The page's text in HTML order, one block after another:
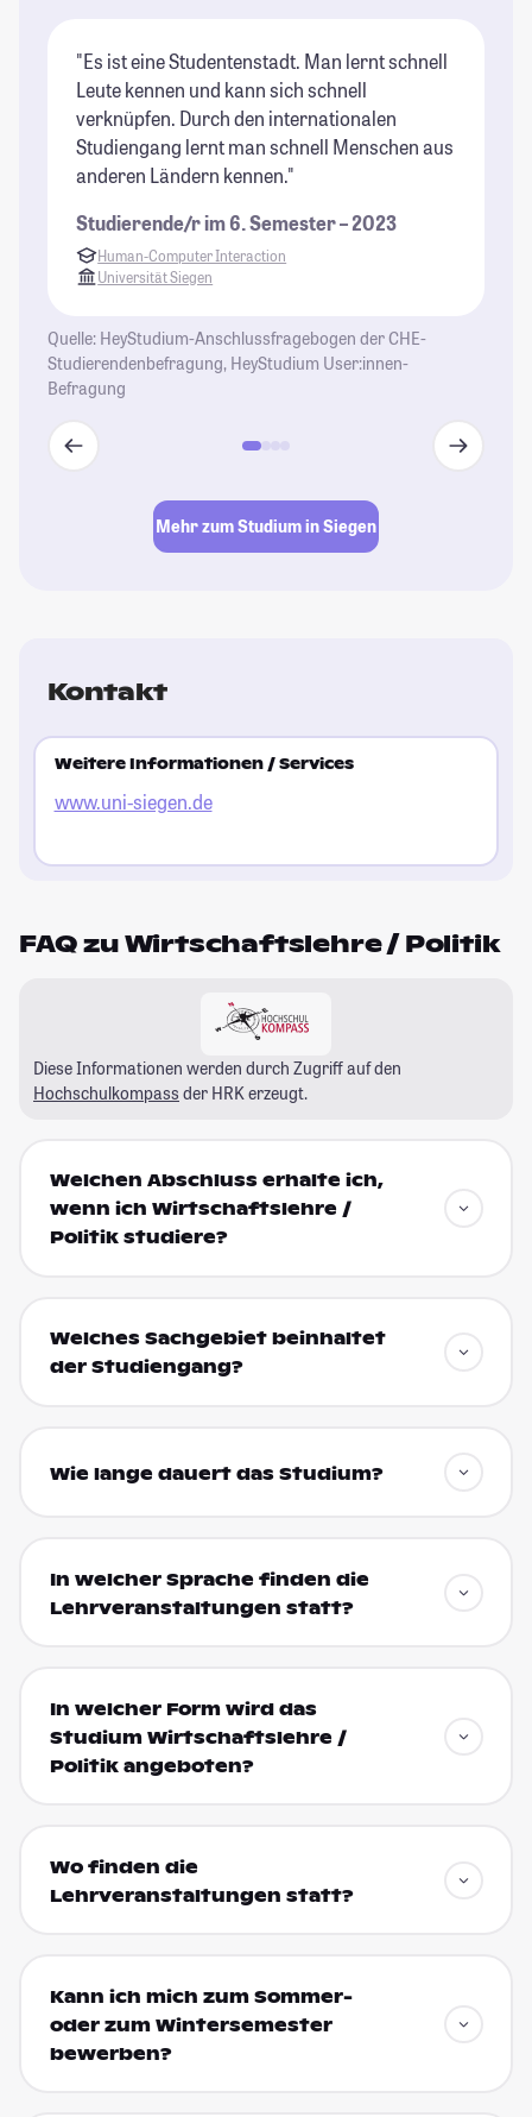
"Es ist eine Studentenstadt. Man lernt schnell
Leute kennen und kann sich schnell
verknüpfen. Durch den internationalen
Studiengang lernt man schnell Menschen aus
anderen Ländern kennen."
Studierende/r im 6. Semester – 2023
Human-Computer Interaction
Universität Siegen
Quelle: HeyStudium-Anschlussfragebogen der CHE-
Studierendenbefragung, HeyStudium User:innen-
Befragung
Mehr zum Studium in Siegen
Kontakt
Weitere Informationen / Services
www.uni-siegen.de
FAQ zu Wirtschaftslehre / Politik
Diese Informationen werden durch Zugriff auf den
Hochschulkompass der HRK erzeugt.
Welchen Abschluss erhalte ich,
wenn ich Wirtschaftslehre /
Politik studiere?
Welches Sachgebiet beinhaltet
der Studiengang?
Wie lange dauert das Studium?
In welcher Sprache finden die
Lehrveranstaltungen statt?
In welcher Form wird das
Studium Wirtschaftslehre /
Politik angeboten?
Wo finden die
Lehrveranstaltungen statt?
Kann ich mich zum Sommer-
oder zum Wintersemester
bewerben?